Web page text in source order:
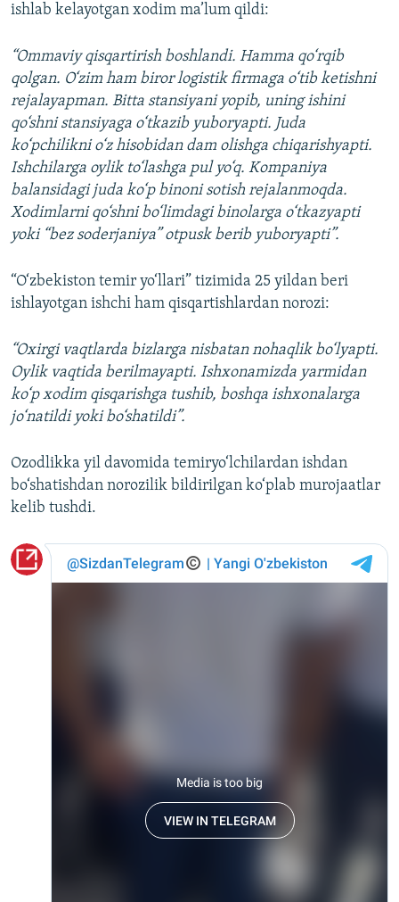
ishlab kelayotgan xodim ma’lum qildi:
“Ommaviy qisqartirish boshlandi. Hamma qo‘rqib
qolgan. O‘zim ham biror logistik firmaga o‘tib ketishni
rejalayapman. Bitta stansiyani yopib, uning ishini
qo‘shni stansiyaga o‘tkazib yuboryapti. Juda
ko‘pchilikni o‘z hisobidan dam olishga chiqarishyapti.
Ishchilarga oylik to‘lashga pul yo‘q. Kompaniya
balansidagi juda ko‘p binoni sotish rejalanmoqda.
Xodimlarni qo‘shni bo‘limdagi binolarga o‘tkazyapti
yoki “bez soderjaniya” otpusk berib yuboryapti”.
“O‘zbekiston temir yo‘llari” tizimida 25 yildan beri
ishlayotgan ishchi ham qisqartishlardan norozi:
“Oxirgi vaqtlarda bizlarga nisbatan nohaqlik bo‘lyapti.
Oylik vaqtida berilmayapti. Ishxonamizda yarmidan
ko‘p xodim qisqarishga tushib, boshqa ishxonalarga
jo‘natildi yoki bo‘shatildi”.
Ozodlikka yil davomida temiryo‘lchilardan ishdan
bo‘shatishdan norozilik bildirilgan ko‘plab murojaatlar
kelib tushdi.